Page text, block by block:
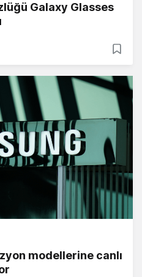
Galaxy Glasses
modellerine canlı